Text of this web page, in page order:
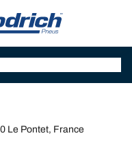
Le Pontet, France